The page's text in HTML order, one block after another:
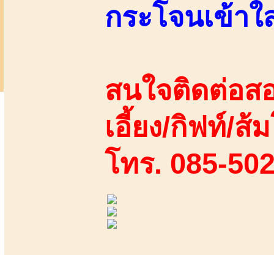
กระโจนเข้าใ
สนใจติดต่อส
เอี้ยง/กิฟท์/ส้
โทร. 085-